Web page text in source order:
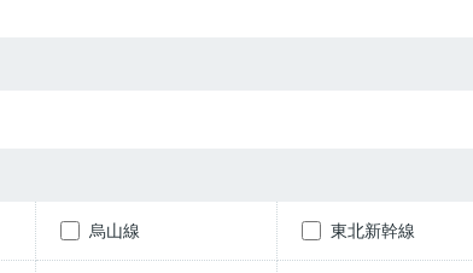
烏山線 東北新幹線